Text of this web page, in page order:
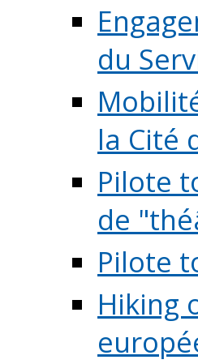
du
la Cité
Pilote
de
Pilote
Hiking